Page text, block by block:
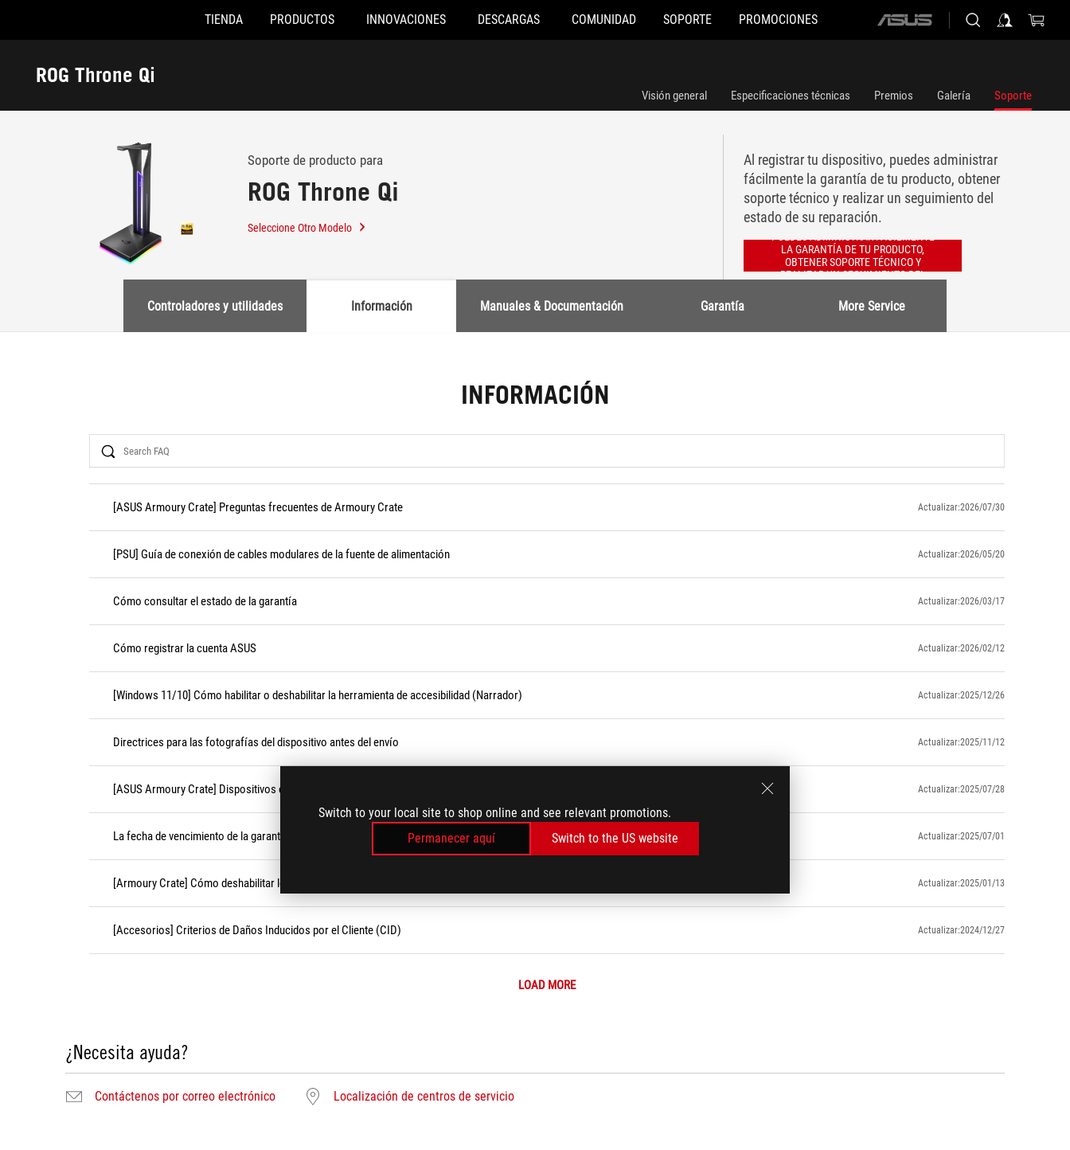
Switch to your local site to shop online and see relevant promotions.
Permanecer aquí
Switch to the US website
Accessibility links
TIENDA PRODUCTOS INNOVACIONES DESCARGAS COMUNIDAD SOPORTE PROMOCIONES
ASUS
ROG Throne Qi
Soporte
Visión general Especificaciones técnicas Premios Galería Soporte
Soporte de producto para
ROG Throne Qi
Seleccione Otro Modelo
Al registrar tu dispositivo, puedes administrar
fácilmente la garantía de tu producto, obtener
soporte técnico y realizar un seguimiento del
estado de su reparación.
AL REGISTRAR TU DISPOSITIVO,
LA GARANTÍA DE TU PRODUCTO,
OBTENER SOPORTE TÉCNICO Y
REALIZAR UN SEGUIMIENTO DEL
Controladores y utilidades Información Manuales & Documentación Garantía More Service
INFORMACIÓN
Search
[ASUS Armoury Crate] Preguntas frecuentes de Armoury Crate Actualizar:2026/07/30
[PSU] Guía de conexión de cables modulares de la fuente de alimentación Actualizar:2026/05/20
Cómo consultar el estado de la garantía Actualizar:2026/03/17
Cómo registrar la cuenta ASUS Actualizar:2026/02/12
[Windows 11/10] Cómo habilitar o deshabilitar la herramienta de accesibilidad (Narrador) Actualizar:2025/12/26
Directrices para las fotografías del dispositivo antes del envío Actualizar:2025/11/12
[ASUS Armoury Crate] Dispositivos compatibles con Armoury Crate Actualizar:2025/07/28
La fecha de vencimiento de la garantía del producto cae en fin de semana o día festivo. Actualizar:2025/07/01
[Armoury Crate] Cómo deshabilitar los efectos festivos? Actualizar:2025/01/13
[Accesorios] Criterios de Daños Inducidos por el Cliente (CID) Actualizar:2024/12/27
LOAD MORE
¿Necesita ayuda?
Contáctenos por correo electrónico Localización de centros de servicio